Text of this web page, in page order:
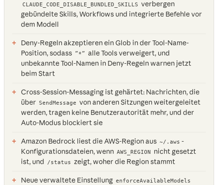
CLAUDE_CODE_DISABLE_BUNDLED_SKILLS verbergen
gebündelte Skills, Workflows und integrierte Befehle vor
dem Modell
Deny-Regeln akzeptieren ein Glob in der Tool-Name-
Position, sodass ”*” alle Tools verweigert, und
unbekannte Tool-Namen in Deny-Regeln warnen jetzt
beim Start
Cross-Session-Messaging ist gehärtet: Nachrichten, die
über SendMessage von anderen Sitzungen weitergeleitet
werden, tragen keine Benutzerautorität mehr, und der
Auto-Modus blockiert sie
Amazon Bedrock liest die AWS-Region aus ~/.aws -
Konfigurationsdateien, wenn AWS_REGION
nicht gesetzt
ist, und
/status zeigt, woher die Region stammt
Neue verwaltete Einstellung enforceAvailableModels